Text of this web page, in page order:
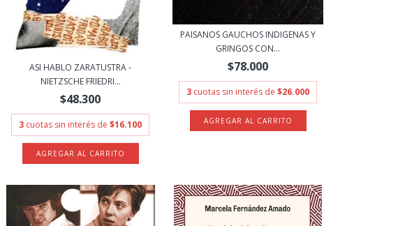
ASI HABLO ZARATUSTRA -
NIETZSCHE FRIEDRI...
$48.300
3 cuotas sin interés de$16.100
PAISANOS GAUCHOS INDIGENAS Y
GRINGOS CON...
$78.000
3 cuotas sin interés de$26.000